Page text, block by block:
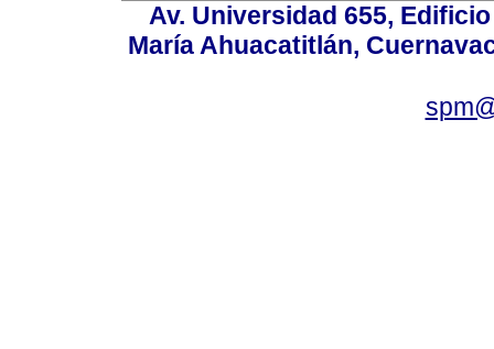
Av. Universidad 655,
María Ahuacatitlán,